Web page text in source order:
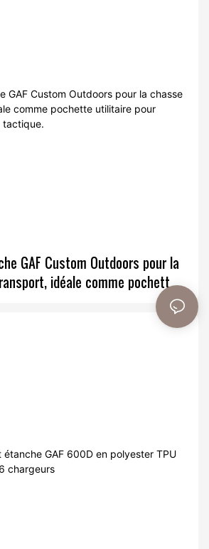
GAF Custom Outdoors pour la
idéale comme pochette
matériel médical et tactique.